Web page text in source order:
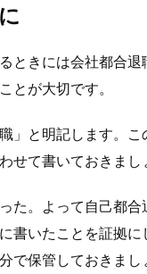
ときには会社都合
とが大切です。
」と明記します。
せて書いておきまし
た。よって自己都
書いたことを証拠に
で保管しておきまし